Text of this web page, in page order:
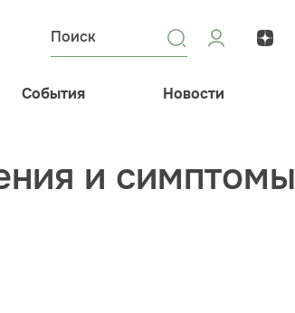
События Новости
и симптомы